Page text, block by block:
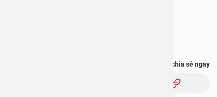
Bạn thấy thông tin này hữu ích, chia sẻ ngay